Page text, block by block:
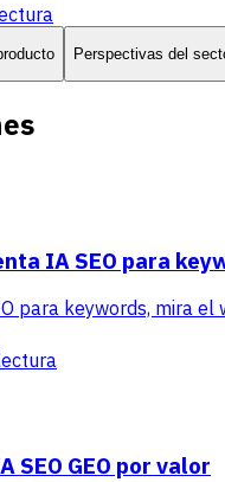
Perspectivas del
IA SEO para
para keywords, mira
GEO por valor